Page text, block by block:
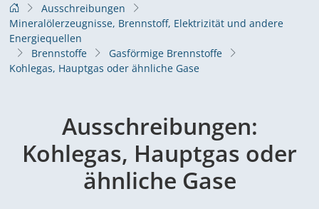
Ausschreibungen
Mineralölerzeugnisse, Brennstoff, Elektrizität und andere
Energiequellen
Brennstoffe
Gasförmige Brennstoffe
Kohlegas, Hauptgas oder ähnliche Gase
Ausschreibungen:
Kohlegas, Hauptgas oder
ähnliche Gase